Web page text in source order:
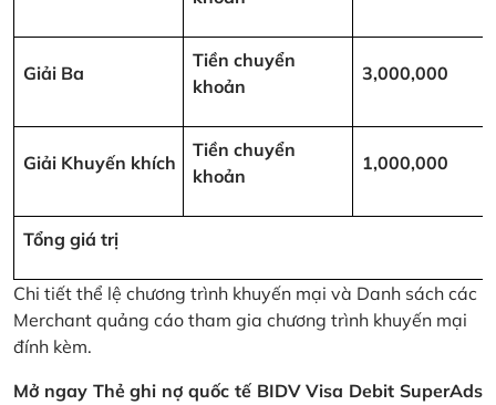
Giải Ba
Tiền chuyển
khoản
3,000,000
Giải Khuyến khích
Tiền chuyển
khoản
1,000,000
Tổng giá trị
Chi tiết thể lệ chương trình khuyến mại và Danh sách các
Merchant quảng cáo tham gia chương trình khuyến mại
đính kèm.
Mở ngay Thẻ ghi nợ quốc tế BIDV Visa Debit SuperAds